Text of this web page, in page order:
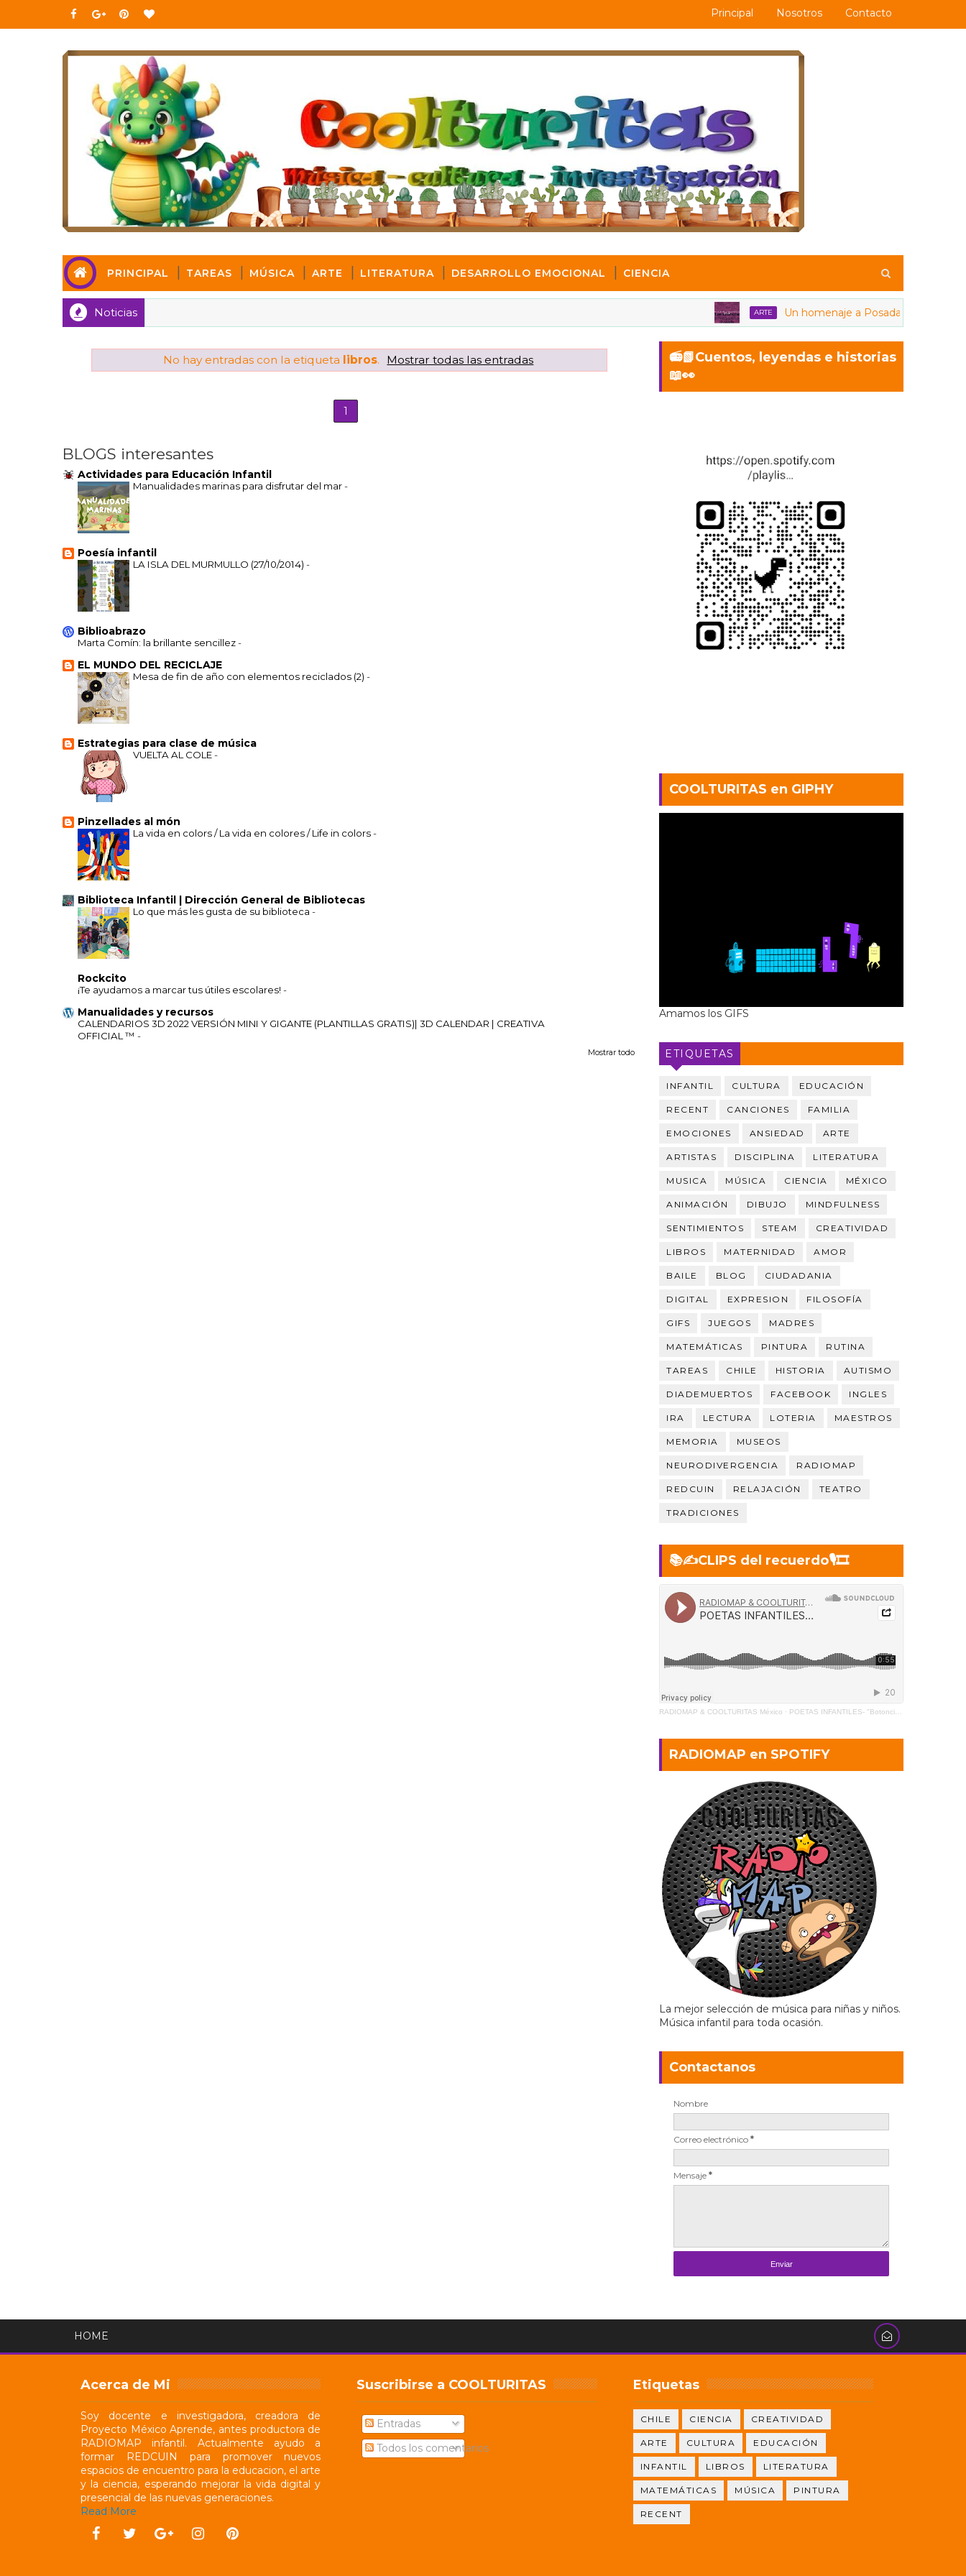
Principal Nosotros Contacto
PRINCIPAL TAREAS MÚSICA ARTE LITERATURA DESARROLLO EMOCIONAL CIENCIA
Noticias ARTE Un homenaje a Posadas y a las calaveras
No hay entradas con la etiqueta libros. Mostrar todas las entradas
1
BLOGS interesantes
Actividades para Educación Infantil
Manualidades marinas para disfrutar del mar-
Poesía infantil
LA ISLA DEL MURMULLO (27/10/2014) -
Biblioabrazo
Marta Comín: la brillante sencillez-
EL MUNDO DEL RECICLAJE
Mesa de fin de año con elementos reciclados (2) -
Estrategias para clase de música
VUELTA AL COLE-
Pinzellades al món
La vida en colors / La vida en colores / Life in colors-
Biblioteca Infantil | Dirección General de Bibliotecas
Lo que más les gusta de su biblioteca -
Rockcito
¡Te ayudamos a marcar tus útiles escolares! -
Manualidades y recursos
CALENDARIOS 3D 2022 VERSIÓN MINI Y GIGANTE (PLANTILLAS GRATIS)| 3D CALENDAR | CREATIVA
OFFICIAL ™ -
Mostrar todo
📻📗Cuentos, leyendas e historias
📖👀
COOLTURITAS en GIPHY
Amamos los GIFS
ETIQUETAS
INFANTIL CULTURA EDUCACIÓN
RECENT CANCIONES FAMILIA
EMOCIONES ANSIEDAD ARTE
ARTISTAS DISCIPLINA LITERATURA
MUSICA MÚSICA CIENCIA MÉXICO
ANIMACIÓN DIBUJO MINDFULNESS
SENTIMIENTOS STEAM CREATIVIDAD
LIBROS MATERNIDAD AMOR
BAILE BLOG CIUDADANIA
DIGITAL EXPRESION FILOSOFÍA
GIFS JUEGOS MADRES
MATEMÁTICAS PINTURA RUTINA
TAREAS CHILE HISTORIA AUTISMO
DIADEMUERTOS FACEBOOK INGLES
IRA LECTURA LOTERIA MAESTROS
MEMORIA MUSEOS
NEURODIVERGENCIA RADIOMAP
REDCUIN RELAJACIÓN TEATRO
TRADICIONES
📚✍️CLIPS del recuerdo🎙️🎞
RADIOMAP & COOLTURITAS México · POETAS INFANTILES- "Botoncito" de Gabriela Mistral (2)
RADIOMAP en SPOTIFY
La mejor selección de música para niñas y niños.
Música infantil para toda ocasión.
Contactanos
Nombre
Correo electrónico *
Mensaje *
HOME
Acerca de Mi
Soy docente e investigadora, creadora de
Proyecto México Aprende, antes productora de
RADIOMAP infantil. Actualmente ayudo a
formar REDCUIN para promover nuevos
espacios de encuentro para la educacion, el arte
y la ciencia, esperando mejorar la vida digital y
presencial de las nuevas generaciones.
Read More
Suscribirse a COOLTURITAS
Entradas
Todos los comentarios
Etiquetas
CHILE CIENCIA CREATIVIDAD
ARTE CULTURA EDUCACIÓN
INFANTIL LIBROS LITERATURA
MATEMÁTICAS MÚSICA PINTURA
RECENT